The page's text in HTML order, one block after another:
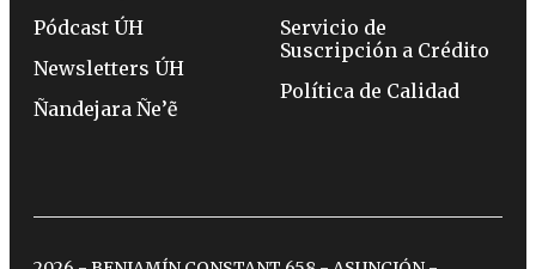
Pódcast ÚH
Newsletters ÚH
Ñandejara Ñe’ẽ
Servicio de
Suscripción a Crédito
Política de Calidad